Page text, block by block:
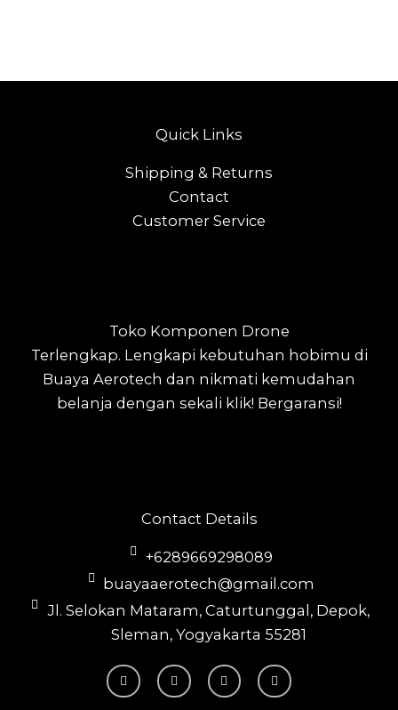
Contact Details
+6289669298089
buayaaerotech@gmail.com
Jl. Selokan Mataram, Caturtunggal, Depok,
Sleman, Yogyakarta 55281
T
i
k
I
n
s
F
a
c
Y
o
u
Toko Komponen Drone
Terlengkap. Lengkapi kebutuhan hobimu di
Buaya Aerotech dan nikmati kemudahan
belanja dengan sekali klik! Bergaransi!
Quick Links
Shipping & Returns
Contact
Customer Service